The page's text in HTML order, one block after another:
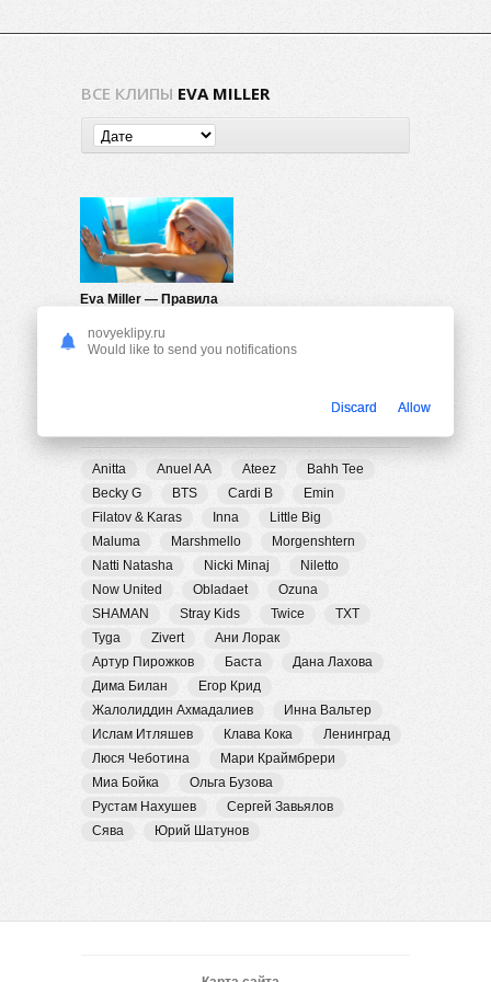
ВСЕ КЛИПЫ EVA MILLER
Eva Miller — Правила
Anitta Anuel AA Ateez
Bahh Tee
Becky G
BTS Cardi B
Emin
Filatov & Karas
Inna
Little Big
Maluma
Marshmello
Morgenshtern
Natti Natasha
Nicki Minaj
Niletto
Now United
Obladaet
Ozuna
SHAMAN
Stray Kids Twice
TXT
Tyga
Zivert
Ани Лорак
Артур Пирожков
Баста
Дана Лахова
Дима Билан
Егор Крид
Жалолиддин Ахмадалиев
Инна Вальтер
Ислам Итляшев
Клава Кока
Ленинград
Люся Чеботина
Мари Краймбрери
Миа Бойка
Ольга Бузова
Рустам Нахушев
Сергей Завьялов
Сява
Юрий Шатунов
novyeklipy.ru
Would like to send you notifications
Discard Allow